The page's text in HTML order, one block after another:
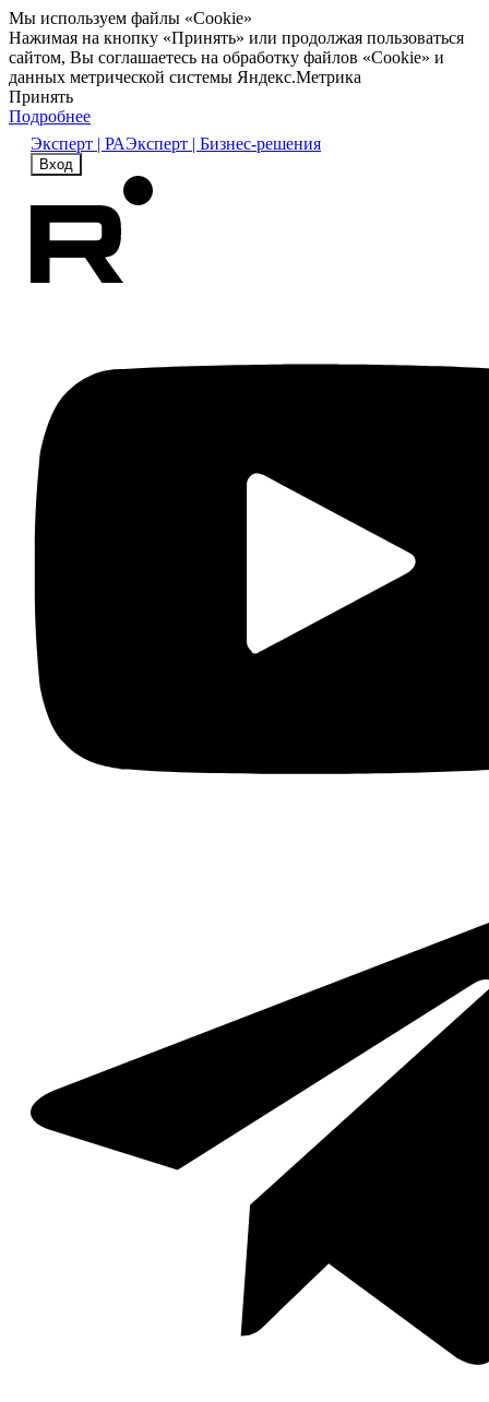
Мы используем файлы «Cookie»
Нажимая на кнопку «Принять» или продолжая пользоваться
сайтом, Вы соглашаетесь на обработку файлов «Cookie» и
данных метрической системы Яндекс.Метрика
Принять
Подробнее
Эксперт | РАЭксперт | Бизнес-решения
Вход